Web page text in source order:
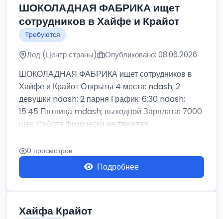
ШОКОЛАДНАЯ ФАБРИКА ищет
сотрудников в Хайфе и Крайот
Требуются
Лод (Центр страны) Опубликовано: 08.06.2026
ШОКОЛАДНАЯ ФАБРИКА ищет сотрудников в
Хайфе и Крайот Открыты 4 места: ndash; 2
девушки ndash; 2 парня График: 6:30 ndash;
15:45 Пятница mdash; выходной Зарплата: 7000
шек. Работа физически не тяжелая ...
0 просмотров
Подробнее
Хайфа Крайот